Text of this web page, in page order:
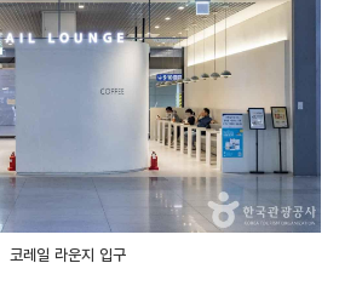
코레일 라운지 입구